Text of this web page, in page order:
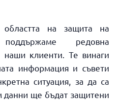
на защита на
редовна
наши клиенти. Те винаги
информация и съвети
ситуация, за да са
данни ще бъдат защитени